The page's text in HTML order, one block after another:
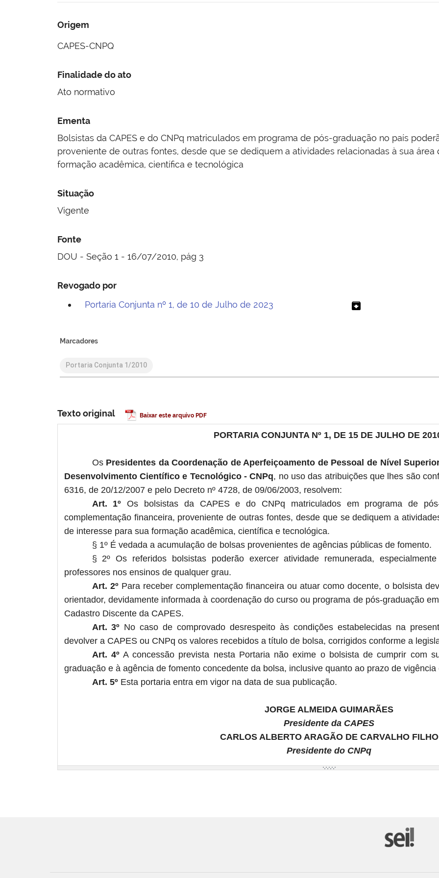
Origem
CAPES-CNPQ
Finalidade do ato
Ato normativo
Ementa
Bolsistas da CAPES e do CNPq matriculados em programa de pós-graduação no país
proveniente de outras fontes, desde que se dediquem a atividades relacionadas à sua
formação acadêmica, científica e tecnológica
Situação
Vigente
Fonte
DOU - Seção 1 - 16/07/2010, pág 3
Revogado por
Portaria Conjunta nº 1, de 10 de Julho de 2023
archive
Marcadores
Portaria Conjunta 1/2010
Texto original Baixar este arquivo PDF
PORTARIA CONJUNTA Nº 1, DE 15 DE JULHO DE
Os Presidentes da Coordenação de Aperfeiçoamento de Pessoal de Nível
Desenvolvimento Científico e Tecnológico - CNPq, no uso das atribuições que lhes são
6316, de 20/12/2007 e pelo Decreto nº 4728, de 09/06/2003, resolvem:
Art. 1º Os bolsistas da CAPES e do CNPq matriculados em programa de
complementação financeira, proveniente de outras fontes, desde que se dediquem a
de interesse para sua formação acadêmica, científica e tecnológica.
§ 1º É vedada a acumulação de bolsas provenientes de agências públicas de fomento.
§ 2º Os referidos bolsistas poderão exercer atividade remunerada,
professores nos ensinos de qualquer grau.
Art. 2ºPara receber complementação financeira ou atuar como docente, o bolsista
orientador, devidamente informada à coordenação do curso ou programa de pós-graduação
Cadastro Discente da CAPES.
Art. 3º No caso de comprovado desrespeito às condições estabelecidas na
devolver a CAPES ou CNPq os valores recebidos a título de bolsa, corrigidos conforme a
Art. 4ºA concessão prevista nesta Portaria não exime o bolsista de cumprir com
graduação e à agência de fomento concedente da bolsa, inclusive quanto ao prazo de vigência
Art. 5ºEsta portaria entra em vigor na data de sua publicação.
JORGE ALMEIDA GUIMARÃES
Presidente da CAPES
CARLOS ALBERTO ARAGÃO DE CARVALHO FILHO
Presidente do CNPq